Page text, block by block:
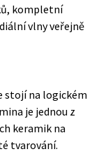
kompletní
vlny veřejně
stojí na logickém
je jednou z
keramik na
tvarování.